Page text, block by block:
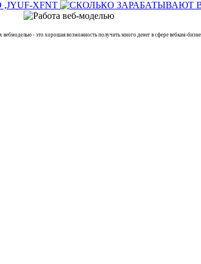
- это хорошая возможность получить много денег в сфере вебкам-